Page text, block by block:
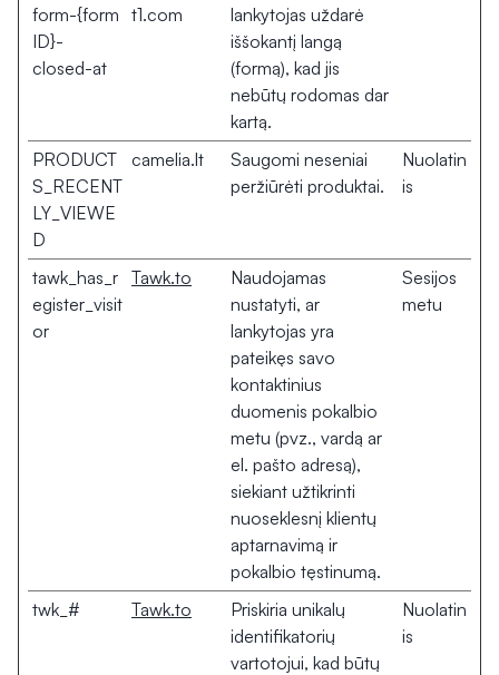
form-{form
ID}-
closed-at
t1.com
lankytojas uždarė
iššokantį langą
(formą), kad jis
nebūtų rodomas dar
kartą.
PRODUCT
S_RECENT
LY_VIEWE
D
camelia.lt
Saugomi neseniai
peržiūrėti produktai.
Nuolatin
is
tawk_has_r
egister_visit
or
Tawk.to
Naudojamas
nustatyti, ar
lankytojas yra
pateikęs savo
kontaktinius
duomenis pokalbio
metu (pvz., vardą ar
el. pašto adresą),
siekiant užtikrinti
nuoseklesnį klientų
aptarnavimą ir
pokalbio tęstinumą.
Sesijos
metu
twk_# Tawk.to
Priskiria unikalų
identifikatorių
vartotojui, kad būtų
Nuolatin
is